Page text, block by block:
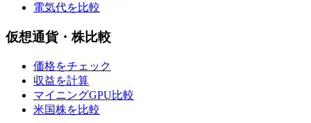
電気代を比較
仮想通貨・株比較
価格をチェック
収益を計算
マイニングGPU比較
米国株を比較